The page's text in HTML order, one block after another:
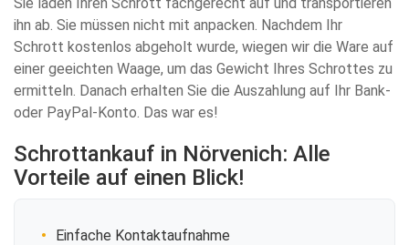
ihn ab. Sie müssen nicht mit anpacken. Nachdem Ihr
Schrott kostenlos abgeholt wurde, wiegen wir die Ware auf
einer geeichten Waage, um das Gewicht Ihres Schrottes zu
ermitteln. Danach erhalten Sie die Auszahlung auf Ihr Bank-
oder PayPal-Konto. Das war es!
Schrottankauf in Nörvenich: Alle
Vorteile auf einen Blick!
Einfache Kontaktaufnahme